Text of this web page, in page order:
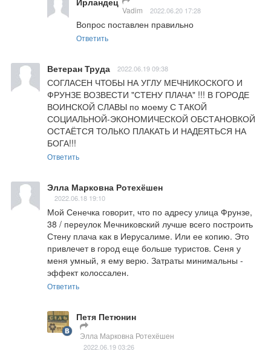
Vadim 2022.06.20 17:28
Вопрос поставлен правильно
Ответить
Ветеран Труда 2022.06.19 09:38
СОГЛАСЕН ЧТОБЫ НА УГЛУ МЕЧНИКОСКОГО И
ФРУНЗЕ ВОЗВЕСТИ "СТЕНУ ПЛАЧА" !!! В ГОРОДЕ
ВОИНСКОЙ СЛАВЫ по моему С ТАКОЙ
СОЦИАЛЬНОЙ-ЭКОНОМИЧЕСКОЙ ОБСТАНОВКОЙ
ОСТАЁТСЯ ТОЛЬКО ПЛАКАТЬ И НАДЕЯТЬСЯ НА
БОГА!!!
Ответить
Элла Марковна Ротехёшен
2022.06.18 19:10
Мой Сенечка говорит, что по адресу улица Фрунзе,
38 / переулок Мечниковский лучше всего построить
Стену плача как в Иерусалиме. Или ее копию. Это
привлечет в город еще больше туристов. Сеня у
меня умный, я ему верю. Затраты минимальны -
эффект колоссален.
Ответить
Петя Петюнин
Элла Марковна Ротехёшен
2022.06.19 03:26